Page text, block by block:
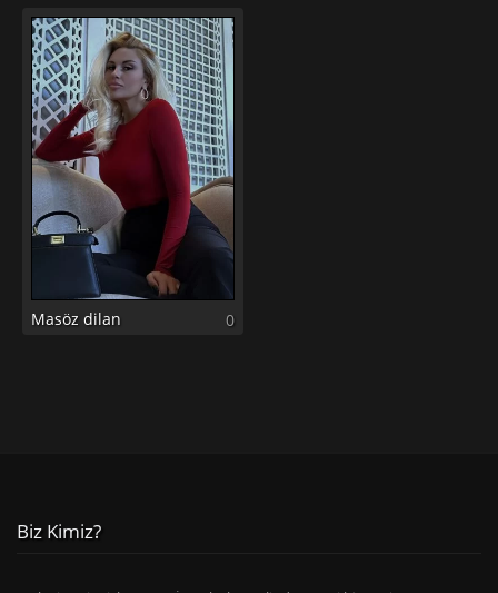
Masöz dilan 0
Biz Kimiz?